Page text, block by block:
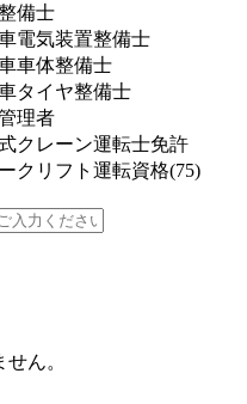
備士
電気装置整備士
車体整備士
タイヤ整備士
理者
クレーン運転士免許
クリフト運転資格(75)
ん。